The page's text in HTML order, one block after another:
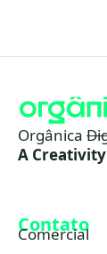
Orgânica
A
Contato
Comercial